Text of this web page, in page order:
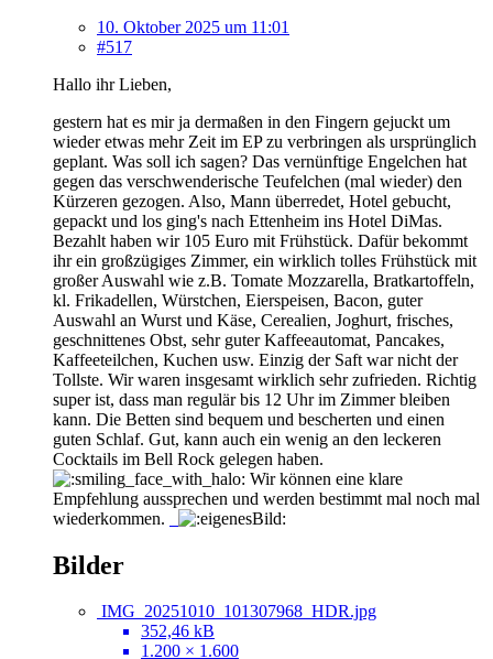
10. Oktober 2025 um 11:01
#517
Hallo ihr Lieben,
gestern hat es mir ja dermaßen in den Fingern gejuckt um
wieder etwas mehr Zeit im EP zu verbringen als ursprünglich
geplant. Was soll ich sagen? Das vernünftige Engelchen hat
gegen das verschwenderische Teufelchen (mal wieder) den
Kürzeren gezogen. Also, Mann überredet, Hotel gebucht,
gepackt und los ging's nach Ettenheim ins Hotel DiMas.
Bezahlt haben wir 105 Euro mit Frühstück. Dafür bekommt
ihr ein großzügiges Zimmer, ein wirklich tolles Frühstück mit
großer Auswahl wie z.B. Tomate Mozzarella, Bratkartoffeln,
kl. Frikadellen, Würstchen, Eierspeisen, Bacon, guter
Auswahl an Wurst und Käse, Cerealien, Joghurt, frisches,
geschnittenes Obst, sehr guter Kaffeeautomat, Pancakes,
Kaffeeteilchen, Kuchen usw. Einzig der Saft war nicht der
Tollste. Wir waren insgesamt wirklich sehr zufrieden. Richtig
super ist, dass man regulär bis 12 Uhr im Zimmer bleiben
kann. Die Betten sind bequem und bescherten und einen
guten Schlaf. Gut, kann auch ein wenig an den leckeren
Cocktails im Bell Rock gelegen haben.
Wir können eine klare
Empfehlung aussprechen und werden bestimmt mal noch mal
wiederkommen.
Bilder
IMG_20251010_101307968_HDR.jpg
352,46 kB
1.200 × 1.600